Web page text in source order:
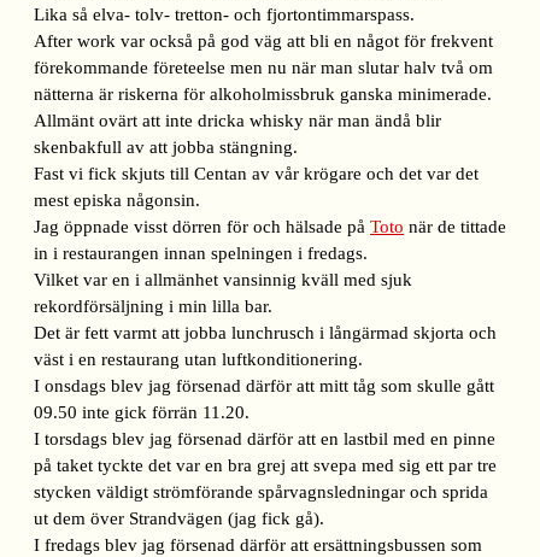
Lika så elva- tolv- tretton- och fjortontimmarspass.
After work var också på god väg att bli en något för frekvent
förekommande företeelse men nu när man slutar halv två om
nätterna är riskerna för alkoholmissbruk ganska minimerade.
Allmänt ovärt att inte dricka whisky när man ändå blir
skenbakfull av att jobba stängning.
Fast vi fick skjuts till Centan av vår krögare och det var det
mest episka någonsin.
Jag öppnade visst dörren för och hälsade på Toto när de tittade
in i restaurangen innan spelningen i fredags.
Vilket var en i allmänhet vansinnig kväll med sjuk
rekordförsäljning i min lilla bar.
Det är fett varmt att jobba lunchrusch i långärmad skjorta och
väst i en restaurang utan luftkonditionering.
I onsdags blev jag försenad därför att mitt tåg som skulle gått
09.50 inte gick förrän 11.20.
I torsdags blev jag försenad därför att en lastbil med en pinne
på taket tyckte det var en bra grej att svepa med sig ett par tre
stycken väldigt strömförande spårvagnsledningar och sprida
ut dem över Strandvägen (jag fick gå).
I fredags blev jag försenad därför att ersättningsbussen som